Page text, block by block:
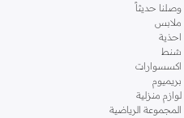
وصلنا حديثاً
ملابس
احذية
شنط
اكسسوارات
بريميوم
لوازم منزلية
المجموعة الرياضية